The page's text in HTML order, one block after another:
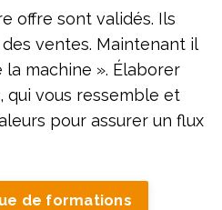
offre sont validés. Ils
ventes. Maintenant il
machine ». Élaborer
qui vous ressemble et
pour assurer un flux
de formations